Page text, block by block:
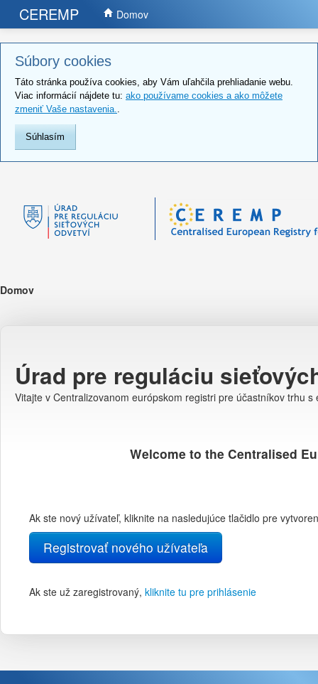
Súbory cookies
Táto stránka používa cookies, aby Vám uľahčila prehliadanie webu.
Viac informácií nájdete tu: ako používame cookies a ako môžete
zmeniť Vaše nastavenia..
Súhlasím
CEREMP Domov
Domov
Úrad pre reguláciu
Vitajte v Centralizovanom európskom registri pre účastníkov trhu s
Welcome to the Centralised
Ak ste nový užívateľ, kliknite na nasledujúce tlačidlo pre
Registrovať nového užívateľa
Ak ste už zaregistrovaný, kliknite tu pre prihlásenie